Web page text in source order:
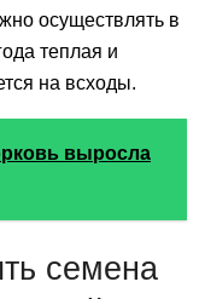
осуществлять в
теплая и
на всходы.
выросла
семена